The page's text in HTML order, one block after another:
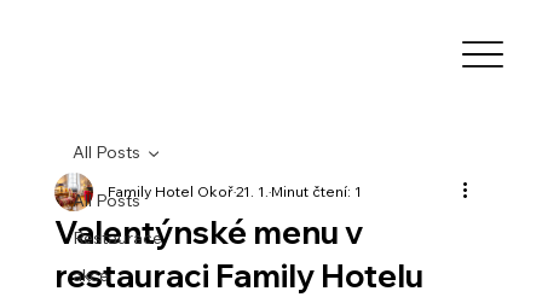
All Posts
Restaurace
akce
All Posts
Valentýnské menu v
restauraci Family Hotelu
Family Hotel Okoř21. 1.Minut čtení: 1